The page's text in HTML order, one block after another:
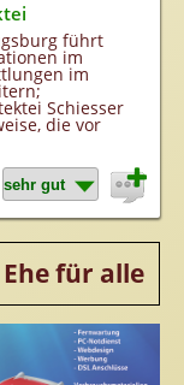
führt
im
im
Schiesser
die vor
für alle